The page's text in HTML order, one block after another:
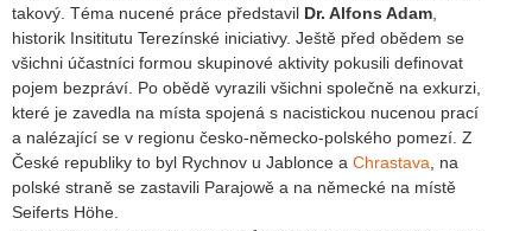
takový. Téma nucené práce představil Dr. Alfons Adam
historik Insititutu Terezínské iniciativy. Ještě před obědem se
všichni účastníci formou skupinové aktivity pokusili definovat
pojem bezpráví. Po obědě vyrazili všichni společně na exkurzi,
které je zavedla na místa spojená s nacistickou nucenou prací
a nalézající se v regionu česko-německo-polského pomezí. Z
České republiky to byl Rychnov u Jablonce a Chrastava , na
polské straně se zastavili Parajowě a na německé na místě
Seiferts Höhe.